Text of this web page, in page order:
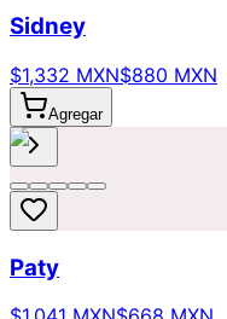
Sidney
$1,332 MXN$880 MXN
Agregar
Paty